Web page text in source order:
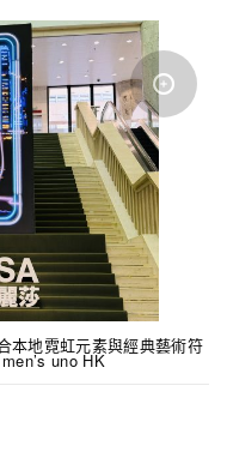
本地霓虹元素與經典藝術符
uno HK